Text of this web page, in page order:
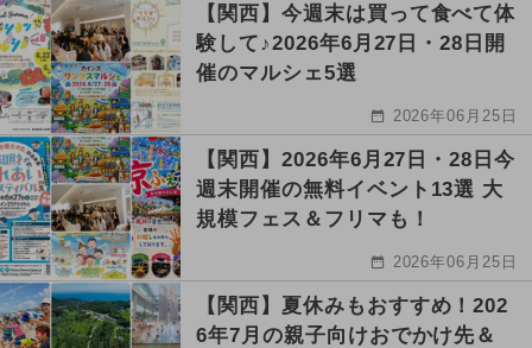
【関西】今週末は買って食べて体
験して♪2026年6月27日・28日開
催のマルシェ5選
2026年06月25日
【関西】2026年6月27日・28日今
週末開催の無料イベント13選 大
規模フェス＆フリマも！
2026年06月25日
【関西】夏休みもおすすめ！202
6年7月の親子向けおでかけ先＆